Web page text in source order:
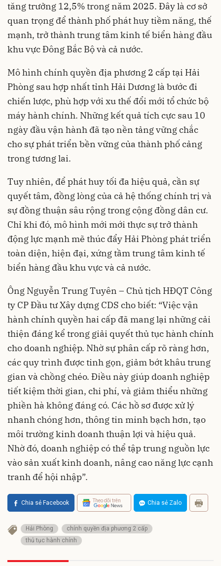
tăng trưởng 12,5% trong năm 2025. Đây là cơ sở
quan trọng để thành phố phát huy tiềm năng, thế
mạnh, trở thành trung tâm kinh tế biển hàng đầu
khu vực Đông Bắc Bộ và cả nước.
Mô hình chính quyền địa phương 2 cấp tại Hải
Phòng sau hợp nhất tỉnh Hải Dương là bước đi
chiến lược, phù hợp với xu thế đổi mới tổ chức bộ
máy hành chính. Những kết quả tích cực sau 10
ngày đầu vận hành đã tạo nền tảng vững chắc
cho sự phát triển bền vững của thành phố cảng
trong tương lai.
Tuy nhiên, để phát huy tối đa hiệu quả, cần sự
quyết tâm, đồng lòng của cả hệ thống chính trị và
sự đồng thuận sâu rộng trong cộng đồng dân cư.
Chỉ khi đó, mô hình mới mới thực sự trở thành
động lực mạnh mẽ thúc đẩy Hải Phòng phát triển
toàn diện, hiện đại, xứng tầm trung tâm kinh tế
biển hàng đầu khu vực và cả nước.
Ông Nguyễn Trung Tuyên – Chủ tịch HĐQT Công
ty CP Đầu tư Xây dựng CDS cho biết: “Việc vận
hành chính quyền hai cấp đã mang lại những cải
thiện đáng kể trong giải quyết thủ tục hành chính
cho doanh nghiệp. Nhờ sự phân cấp rõ ràng hơn,
các quy trình được tinh gọn, giảm bớt khâu trung
gian và chồng chéo. Điều này giúp doanh nghiệp
tiết kiệm thời gian, chi phí, và giảm thiểu những
phiền hà không đáng có. Các hồ sơ được xử lý
nhanh chóng hơn, thông tin minh bạch hơn, tạo
môi trường kinh doanh thuận lợi và hiệu quả.
Nhờ đó, doanh nghiệp có thể tập trung nguồn lực
vào sản xuất kinh doanh, nâng cao năng lực cạnh
tranh để hội nhập”.
Chia sẻ Facebook Theo dõi trên Chia sẻ Zalo
Hải Phòng
chính quyền địa phương 2 cấp
thủ tục hành chính